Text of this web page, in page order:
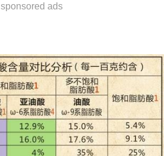
sponsored ads